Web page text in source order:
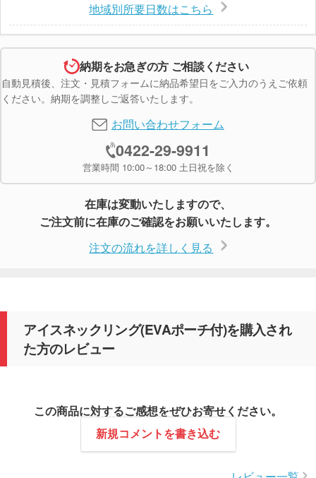
地域別所要日数はこちら
納期をお急ぎの方 ご相談ください
自動見積後、注文・見積フォームに納品希望日をご入力のうえご依頼
ください。納期を調整しご返答いたします。
お問い合わせフォーム
0422-29-9911
営業時間 10:00～18:00 土日祝を除く
在庫は変動いたしますので、
ご注文前に在庫のご確認をお願いいたします。
注文の流れを詳しく見る
アイスネックリング(EVAポーチ付)を購入され
た方のレビュー
この商品に対するご感想をぜひお寄せください。
新規コメントを書き込む